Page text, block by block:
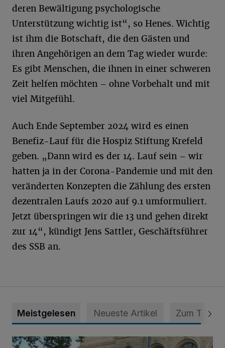
deren Bewältigung psychologische
Unterstützung wichtig ist“, so Henes. Wichtig
ist ihm die Botschaft, die den Gästen und
ihren Angehörigen an dem Tag wieder wurde:
Es gibt Menschen, die ihnen in einer schweren
Zeit helfen möchten – ohne Vorbehalt und mit
viel Mitgefühl.
Auch Ende September 2024 wird es einen
Benefiz-Lauf für die Hospiz Stiftung Krefeld
geben. „Dann wird es der 14. Lauf sein – wir
hatten ja in der Corona-Pandemie und mit den
veränderten Konzepten die Zählung des ersten
dezentralen Laufs 2020 auf 9.1 umformuliert.
Jetzt überspringen wir die 13 und gehen direkt
zur 14“, kündigt Jens Sattler, Geschäftsführer
des SSB an.
Meistgelesen Neueste Artikel Zum Thema
Krefelder Weinfest unterstützt die Inklusion im Karneval